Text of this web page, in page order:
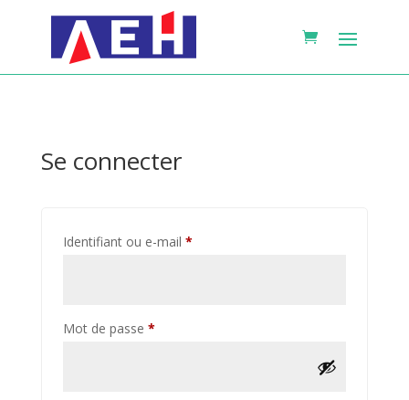
Se connecter
Identifiant ou e-mail *Obligatoire
Mot de passe *Obligatoire